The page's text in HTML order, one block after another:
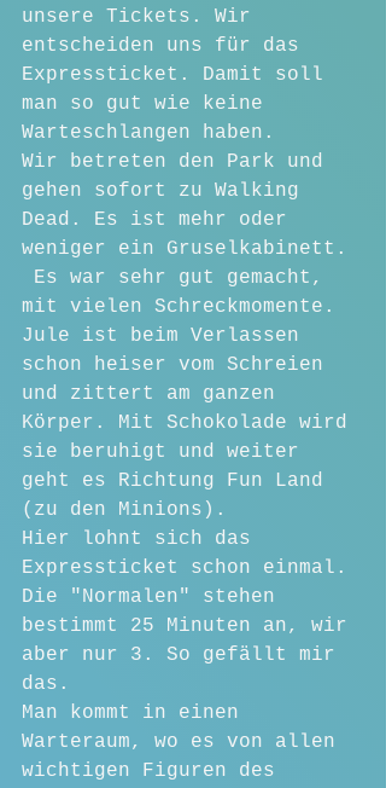
unsere Tickets. Wir
entscheiden uns für das
Expressticket. Damit soll
man so gut wie keine
Warteschlangen haben.
Wir betreten den Park und
gehen sofort zu Walking
Dead. Es ist mehr oder
weniger ein Gruselkabinett.
Es war sehr gut gemacht,
mit vielen Schreckmomente.
Jule ist beim Verlassen
schon heiser vom Schreien
und zittert am ganzen
Körper. Mit Schokolade wird
sie beruhigt und weiter
geht es Richtung Fun Land
(zu den Minions).
Hier lohnt sich das
Expressticket schon einmal.
Die "Normalen" stehen
bestimmt 25 Minuten an, wir
aber nur 3. So gefällt mir
das.
Man kommt in einen
Warteraum, wo es von allen
wichtigen Figuren des